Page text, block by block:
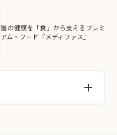
猫の健康を「食」から支えるプレミ
アム・フード『メディファス』